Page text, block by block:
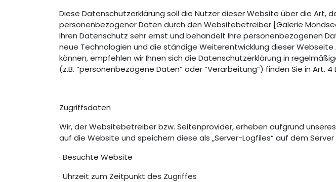
Diese Datenschutzerklärung soll die Nutzer dieser Website über die Art,
personenbezogener Daten durch den Websitebetreiber [Galerie
Ihren Datenschutz sehr ernst und behandelt Ihre personenbezogenen
neue Technologien und die ständige Weiterentwicklung dieser
können, empfehlen wir Ihnen sich die Datenschutzerklärung in
(z.B. “personenbezogene Daten” oder “Verarbeitung”) finden Sie in Art. 4
Zugriffsdaten
Wir, der Websitebetreiber bzw. Seitenprovider, erheben aufgrund
auf die Website und speichern diese als „Server-Logfiles“ auf dem
· Besuchte Website
· Uhrzeit zum Zeitpunkt des Zugriffes